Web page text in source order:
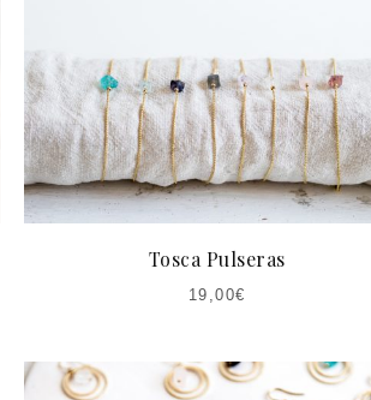
Tosca Pulseras
19,00€